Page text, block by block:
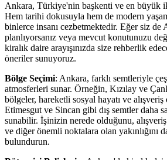
Ankara, Türkiye'nin başkenti ve en büyük
Hem tarihi dokusuyla hem de modern
binlerce insanı cezbetmektedir. Eğer siz de
planlıyorsanız veya mevcut konutunuzu
kiralık daire arayışınızda size rehberlik
öneriler sunuyoruz.
Bölge Seçimi: Ankara, farklı semtleriyle
atmosferleri sunar. Örneğin, Kızılay ve
bölgeler, hareketli sosyal hayatı ve
Etimesgut ve Sincan gibi dış semtler daha
sunabilir. İşinizin nerede olduğunu,
ve diğer önemli noktalara olan yakınlığını
bulundurun.